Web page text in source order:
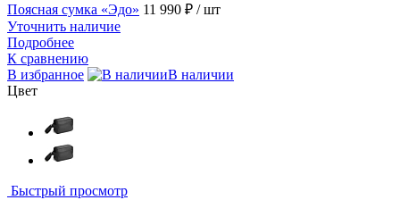
Поясная сумка «Эдо» 11 990 ₽ / шт
Уточнить наличие
Подробнее
К сравнению
В избранное
В наличии
Цвет
Быстрый просмотр